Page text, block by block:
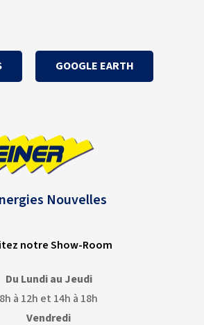
GOOGLE EARTH
Nouvelles
notre Show-Room
Du Lundi au Jeudi
8h à 12h et 14h à 18h
Vendredi